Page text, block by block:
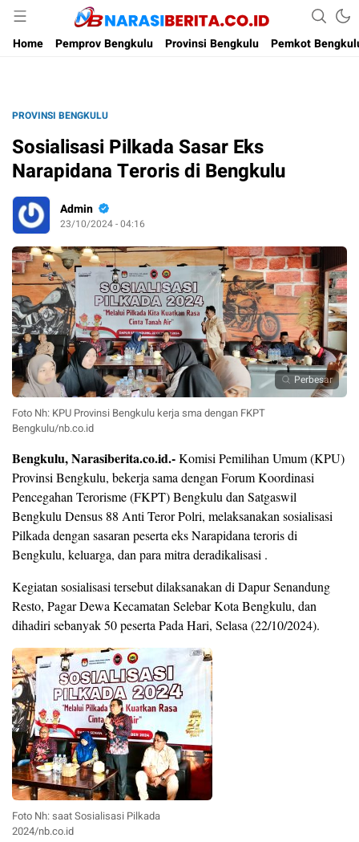
Narasi Berita
Home
Pemprov Bengkulu Provinsi Bengkulu Pemkot
PROVINSI BENGKULU
Sosialisasi Pilkada Sasar Eks
Narapidana Teroris di Bengkulu
Admin
23/10/2024 - 04:16
Perbesar
Foto Nh: KPU Provinsi Bengkulu kerja sma dengan FKPT
Bengkulu/nb.co.id
Bengkulu, Narasiberita.co.id.-Komisi Pemilihan Umum (KPU)
Provinsi Bengkulu, bekerja sama dengan Forum Koordinasi
Pencegahan Terorisme (FKPT) Bengkulu dan Satgaswil
Bengkulu Densus 88 Anti Teror Polri, melaksanakan sosialisasi
Pilkada dengan sasaran peserta eks Narapidana teroris di
Bengkulu, keluarga, dan para mitra deradikalisasi .
Kegiatan sosialisasi tersebut dilaksanakan di Dapur Senandung
Resto, Pagar Dewa Kecamatan Selebar Kota Bengkulu, dan
dihadiri sebanyak 50 peserta Pada Hari, Selasa (22/10/2024).
Foto Nh: saat Sosialisasi Pilkada
2024/nb.co.id